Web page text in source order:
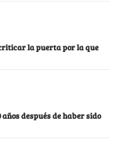
la puerta por la que
después de haber sido